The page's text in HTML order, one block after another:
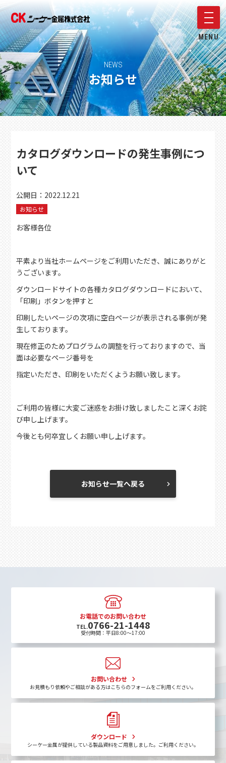
メニ
MENU
NEWS
お知らせ
カタログダウンロードの発生事例につ
いて
公開日： 2022.12.21
お知らせ
お客様各位
平素より当社ホームページをご利用いただき、誠にありがと
うございます。
ダウンロードサイトの各種カタログダウンロードにおいて、
「印刷」ボタンを押すと
印刷したいページの次項に空白ページが表示される事例が発
生しております。
現在修正のためプログラムの調整を行っておりますので、当
面は必要なページ番号を
指定いただき、印刷をいただくようお願い致します。
ご利用の皆様に大変ご迷惑をお掛け致しましたこと深くお詫
び申し上げます。
今後とも何卒宜しくお願い申し上げます。
お知らせ一覧へ戻る
お電話でのお問い合わせ
TEL.0766-21-1448
受付時間：平日8:00〜17:00
お問い合わせ
お見積もり依頼やご相談がある方はこちらのフォームをご利用ください。
ダウンロード
シーケー金属が提供している製品資料をご用意しました。ご利用ください。